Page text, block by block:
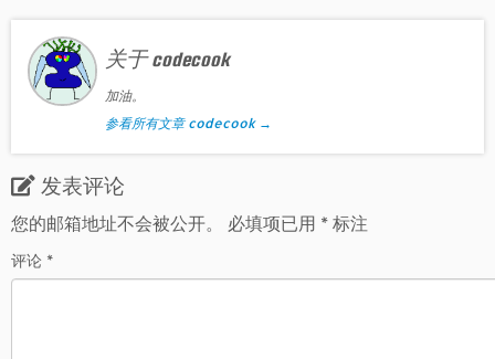
关于 codecook
加油。
参看所有文章 codecook →
发表评论
您的邮箱地址不会被公开。
必填项已用 *标注
评论 *